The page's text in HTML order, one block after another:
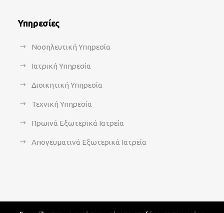
Υπηρεσίες
Νοσηλευτική Υπηρεσία
Ιατρική Υπηρεσία
Διοικητική Υπηρεσία
Τεχνική Υπηρεσία
Πρωινά Εξωτερικά Ιατρεία
Απογευματινά Εξωτερικά Ιατρεία